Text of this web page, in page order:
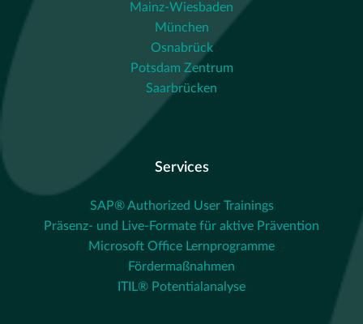
Mainz-Wiesbaden
München
Osnabrück
Potsdam Zentrum
Saarbrücken
Services
SAP® Authorized User Trainings
Präsenz- und Live-Formate für aktive Prävention
Microsoft Office Lernprogramme
Fördermaßnahmen
ITIL® Potentialanalyse